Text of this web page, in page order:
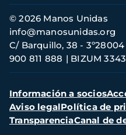
Información
de
contacto
© 2026 Manos Unidas
C/ Barquillo, 38 -
900 811 888
BIZUM
info@manosunidas.org
Menú
secundario
Información a socios
Aviso legalPolítica de
TransparenciaCanal de